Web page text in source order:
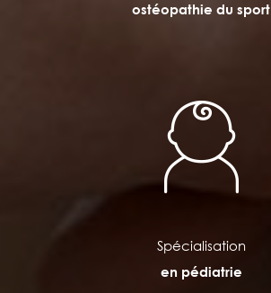
ostéopathie du sport
Spécialisation
en pédiatrie